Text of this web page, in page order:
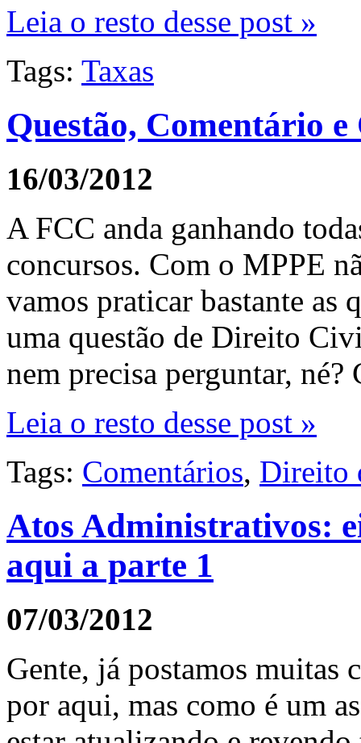
Leia o resto desse post »
Tags: Taxas
Questão, Comentário e
16/03/2012
A FCC anda ganhando
concursos. Com o MPPE
vamos praticar bastante as
uma questão de Direito
nem precisa perguntar,
Leia o resto desse post »
Tags: Comentários, Direito
Atos Administrativos:
aqui a parte 1
07/03/2012
Gente, já postamos muitas
por aqui, mas como é um